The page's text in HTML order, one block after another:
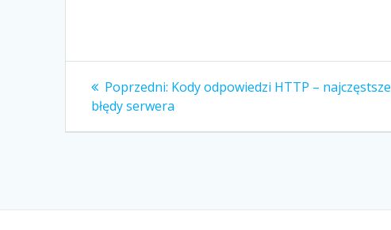
Nawigacja
wpisu
Poprzedni: Poprzedni
wpis:
Kody odpowiedzi HTTP – najczęstsze
błędy serwera